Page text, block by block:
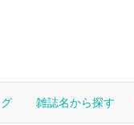
雑誌名から探す